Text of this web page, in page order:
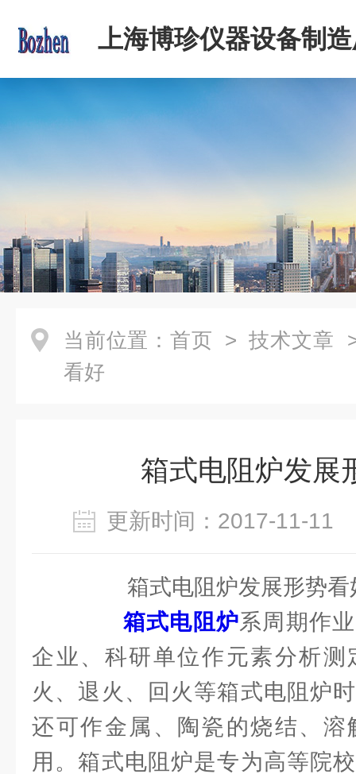
上海博珍仪器设备制
当前位置： 首页 > 技术文章
看好
箱式电阻炉发展
更新时间：2017-11-
箱式电阻炉发展形势看
箱式电阻炉系周期作
企业、科研单位作元素分析
火、退火、回火等箱式电阻炉
还可作金属、陶瓷的烧结、溶
用。箱式电阻炉是专为高等院